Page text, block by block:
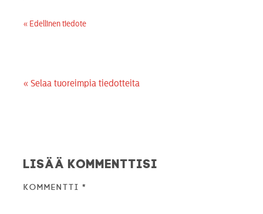
« Edellinen tiedote
« Selaa tuoreimpia tiedotteita
Lisää kommenttisi
Kommentti*